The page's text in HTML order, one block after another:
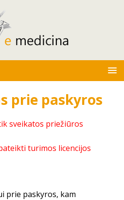
prie paskyros
sveikatos priežiūros
turimos licencijos
prie paskyros, kam